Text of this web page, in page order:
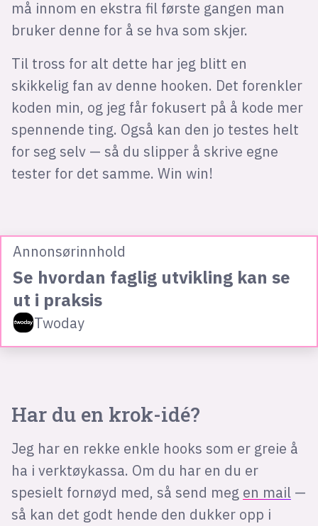
må innom en ekstra fil første gangen man
bruker denne for å se hva som skjer.
Til tross for alt dette har jeg blitt en
skikkelig fan av denne hooken. Det forenkler
koden min, og jeg får fokusert på å kode mer
spennende ting. Også kan den jo testes helt
for seg selv — så du slipper å skrive egne
tester for det samme. Win win!
Annonsørinnhold
Se hvordan faglig utvikling kan se
ut i praksis
Twoday
Har du en krok-idé?
Jeg har en rekke enkle hooks som er greie å
ha i verktøykassa. Om du har en du er
spesielt fornøyd med, så send meg en mail —
så kan det godt hende den dukker opp i